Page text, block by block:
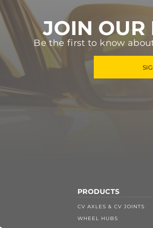
JOIN OUR
Be the first to know
PRODUCTS
CV AXLES & CV JOINTS
WHEEL HUBS